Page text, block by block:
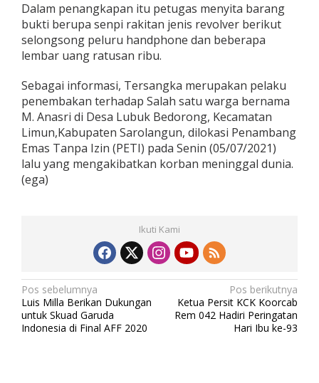
Dalam penangkapan itu petugas menyita barang
bukti berupa senpi rakitan jenis revolver berikut
selongsong peluru handphone dan beberapa
lembar uang ratusan ribu.
Sebagai informasi, Tersangka merupakan pelaku
penembakan terhadap Salah satu warga bernama
M. Anasri di Desa Lubuk Bedorong, Kecamatan
Limun,Kabupaten Sarolangun, dilokasi Penambang
Emas Tanpa Izin (PETI) pada Senin (05/07/2021)
lalu yang mengakibatkan korban meninggal dunia.
(ega)
Ikuti Kami
N
a
v
Pos sebelumnya
Luis Milla Berikan Dukungan
untuk Skuad Garuda
Indonesia di Final AFF 2020
Pos berikutnya
Ketua Persit KCK Koorcab
Rem 042 Hadiri Peringatan
Hari Ibu ke-93